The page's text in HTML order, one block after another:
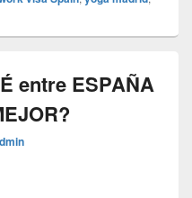
entre ESPAÑA